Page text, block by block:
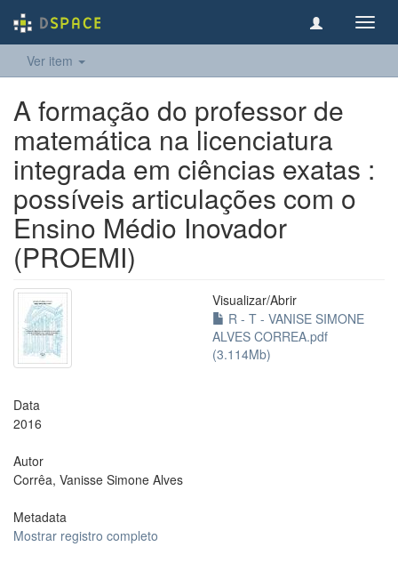
Ver item
A formação do professor de
matemática na licenciatura
integrada em ciências exatas :
possíveis articulações com o
Ensino Médio Inovador
(PROEMI)
Visualizar/Abrir
R - T - VANISE SIMONE
ALVES CORREA.pdf
(3.114Mb)
Data
2016
Autor
Corrêa, Vanisse Simone Alves
Metadata
Mostrar registro completo